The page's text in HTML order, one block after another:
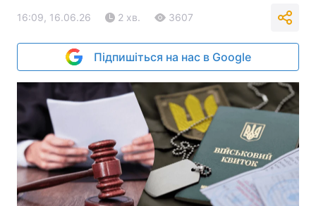
16:09, 16.06.26 2 хв. 3607
Підпишіться на нас в Google